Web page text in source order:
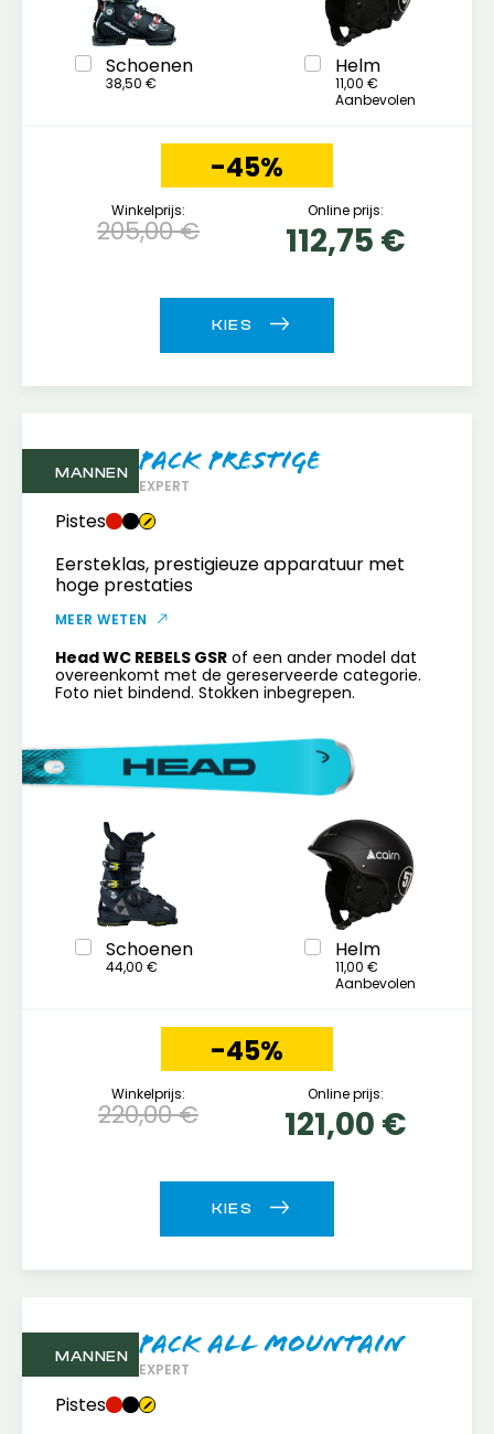
Schoenen
38,50 €
Helm
11,00 €
Aanbevolen
-45%
Winkelprijs:
205,00 €
Online prijs:
112,75 €
MANNEN Pack Prestige
EXPERT
Pistes
Eersteklas, prestigieuze apparatuur met
hoge prestaties
MEER WETEN
Head WC REBELS GSR of een ander model dat
overeenkomt met de gereserveerde categorie.
Foto niet bindend. Stokken inbegrepen.
Schoenen
44,00 €
Helm
11,00 €
Aanbevolen
-45%
Winkelprijs:
220,00 €
Online prijs:
121,00 €
MANNEN Pack All mountain
EXPERT
Pistes